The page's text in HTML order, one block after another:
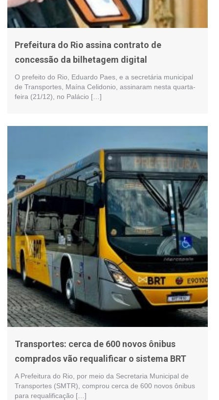
Prefeitura do Rio assina contrato de
concessão da bilhetagem digital
O prefeito do Rio, Eduardo Paes, e a secretária municipal
de Transportes, Maína Celidonio, assinaram nesta quarta-
feira (21/12), no Palácio […]
Transportes: cerca de 600 novos ônibus
comprados vão requalificar o sistema BRT
A Prefeitura do Rio, por meio da Secretaria Municipal de
Transportes (SMTR), comprou cerca de 600 novos ônibus
para requalificação […]